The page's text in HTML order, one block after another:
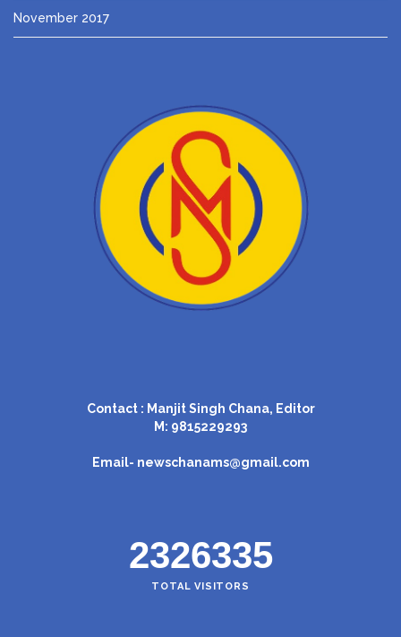
November 2017
Contact : Manjit Singh Chana, Editor
M: 9815229293
Email- newschanams@gmail.com
2326335
TOTAL VISITORS